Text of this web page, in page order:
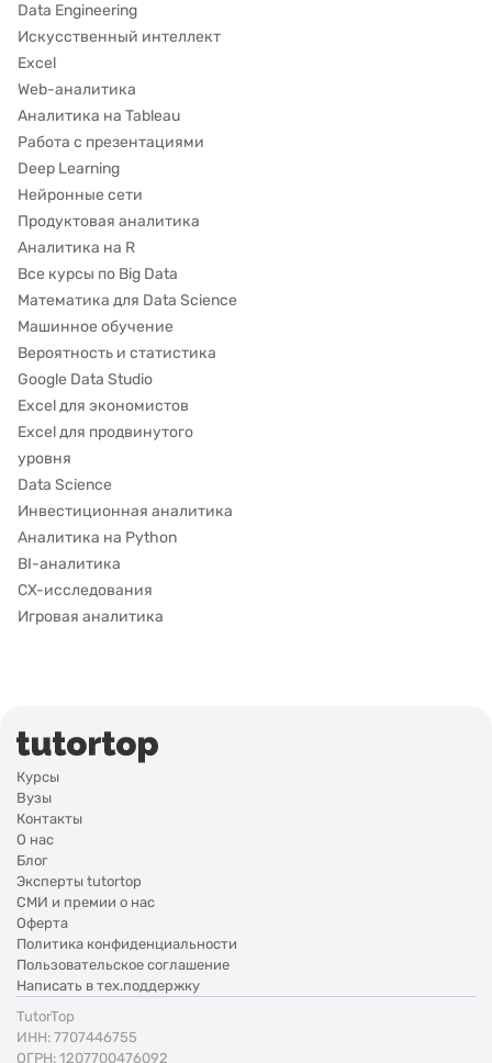
Data Engineering
Искусственный интеллект
Excel
Web-аналитика
Аналитика на Tableau
Работа с презентациями
Deep Learning
Нейронные сети
Продуктовая аналитика
Аналитика на R
Все курсы по Big Data
Математика для Data Science
Машинное обучение
Вероятность и статистика
Google Data Studio
Excel для экономистов
Excel для продвинутого
уровня
Data Science
Инвестиционная аналитика
Аналитика на Python
BI-аналитика
CX-исследования
Игровая аналитика
Курсы
Вузы
Контакты
О нас
Блог
Эксперты tutortop
СМИ и премии о нас
Оферта
Политика конфиденциальности
Пользовательское соглашение
Написать в тех.поддержку
TutorTop
ИНН: 7707446755
ОГРН: 1207700476092